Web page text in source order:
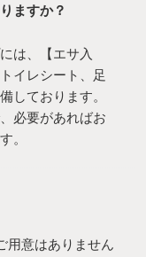
ますか？
は、【エサ入
イレシート、足
しております。
必要があればお
。
用意はありません